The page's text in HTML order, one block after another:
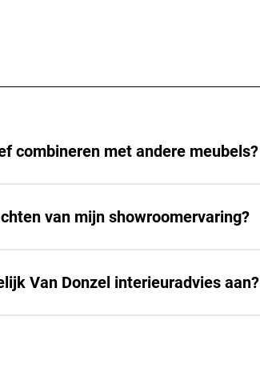
combineren met andere meubels?
van mijn showroomervaring?
Van Donzel interieuradvies aan?